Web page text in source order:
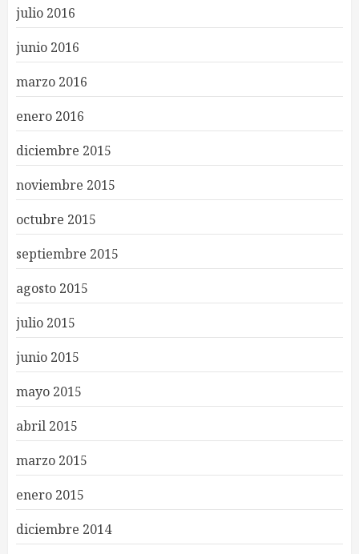
julio 2016
junio 2016
marzo 2016
enero 2016
diciembre 2015
noviembre 2015
octubre 2015
septiembre 2015
agosto 2015
julio 2015
junio 2015
mayo 2015
abril 2015
marzo 2015
enero 2015
diciembre 2014